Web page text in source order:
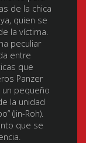
de la chica
quien se
la víctima.
peculiar
entre
que
Panzer
pequeño
la unidad
(Jin-Roh).
que se